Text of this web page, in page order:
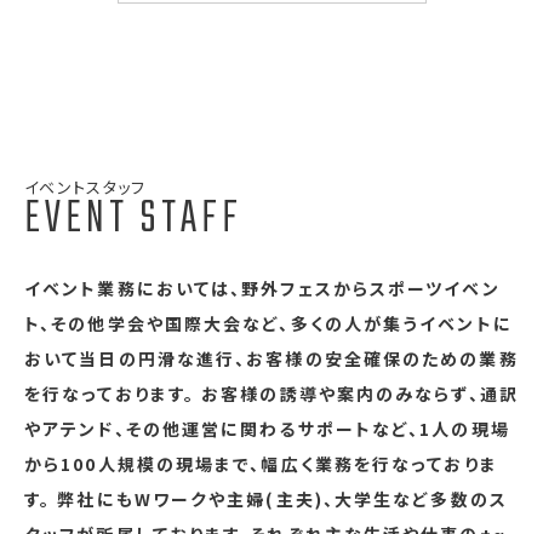
イベントスタッフ
EVENT STAFF
イベント業務においては、野外フェスからスポーツイベン
ト、その他学会や国際大会など、多くの人が集うイベントに
おいて当日の円滑な進行、お客様の安全確保のための業務
を行なっております。 お客様の誘導や案内のみならず、通訳
やアテンド、その他運営に関わるサポートなど、1人の現場
から100人規模の現場まで、幅広く業務を行なっておりま
す。 弊社にもWワークや主婦(主夫)、大学生など多数のス